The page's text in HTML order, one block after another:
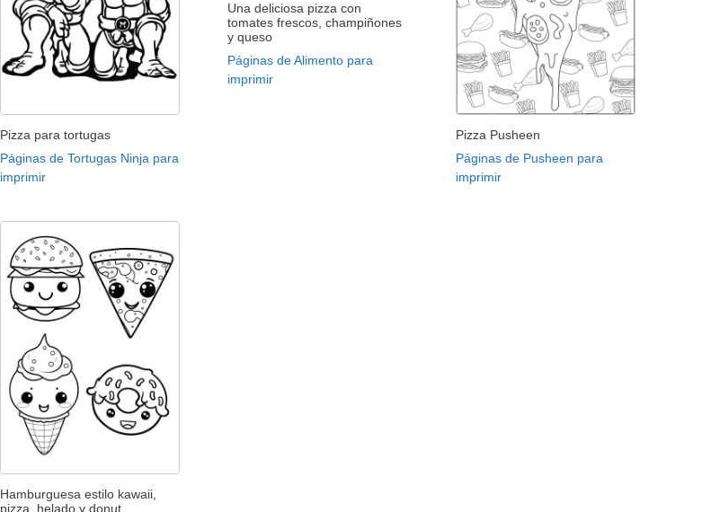
Pizza para tortugas
Páginas de Tortugas Ninja para
imprimir
Una deliciosa pizza con
tomates frescos, champiñones
y queso
Páginas de Alimento para
imprimir
Pizza Pusheen
Páginas de Pusheen para
imprimir
Hamburguesa estilo kawaii,
pizza, helado y donut